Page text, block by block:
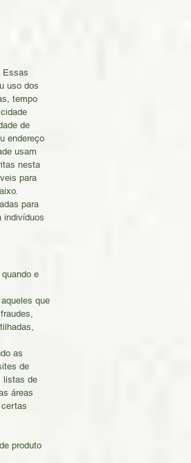
Essas
uso dos
tempo
de
endereço
usam
nesta
para
para
indivíduos
e
que
as
de
listas de
áreas
produto